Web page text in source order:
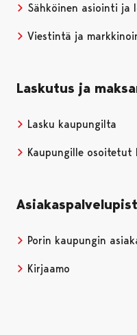
Sähköinen asiointi ja
Viestintä ja
Laskutus ja
Lasku kaupungilta
Kaupungille osoitetut
Porin kaupungin
Kirjaamo